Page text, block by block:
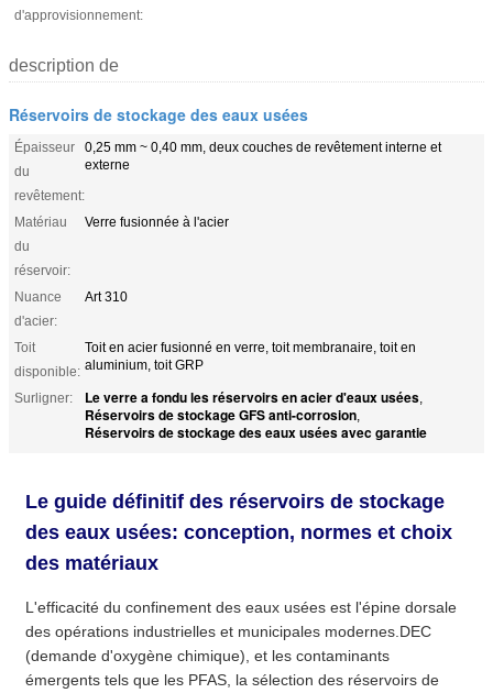
d'approvisionnement:
description de
Réservoirs de stockage des eaux usées
Épaisseur
du
revêtement:
0,25 mm ~ 0,40 mm, deux couches de revêtement interne et
externe
Matériau
du
réservoir:
Verre fusionnée à l'acier
Nuance
d'acier:
Art 310
Toit
disponible:
Toit en acier fusionné en verre, toit membranaire, toit en
aluminium, toit GRP
Surligner: Le verre a fondu les réservoirs en acier d'eaux usées,
Réservoirs de stockage GFS anti-corrosion,
Réservoirs de stockage des eaux usées avec garantie
Le guide définitif des réservoirs de stockage
des eaux usées: conception, normes et choix
des matériaux
L'efficacité du confinement des eaux usées est l'épine dorsale
des opérations industrielles et municipales modernes.DEC
(demande d'oxygène chimique), et les contaminants
émergents tels que les PFAS, la sélection des réservoirs de